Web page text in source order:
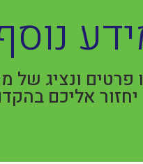
פרטים ונציג של
אליכם